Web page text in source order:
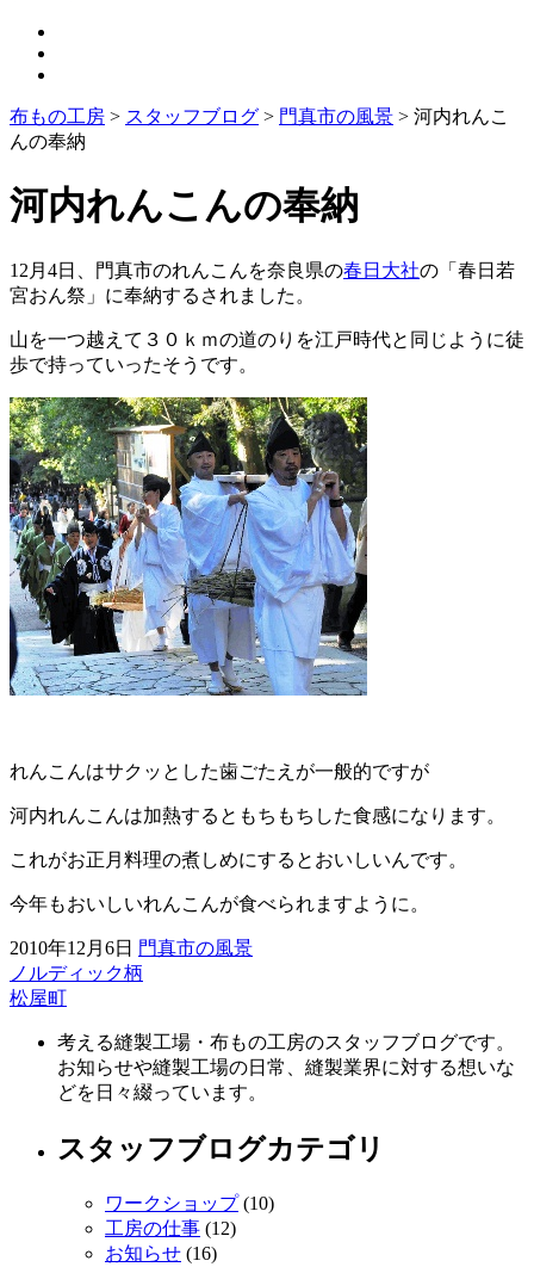
布もの工房 > スタッフブログ > 門真市の風景 > 河内れんこ
んの奉納
河内れんこんの奉納
12月4日、門真市のれんこんを奈良県の春日大社の「春日若
宮おん祭」に奉納するされました。
山を一つ越えて３０ｋｍの道のりを江戸時代と同じように徒
歩で持っていったそうです。
れんこんはサクッとした歯ごたえが一般的ですが
河内れんこんは加熱するともちもちした食感になります。
これがお正月料理の煮しめにするとおいしいんです。
今年もおいしいれんこんが食べられますように。
2010年12月6日 門真市の風景
前
後
ノルディック柄
松屋町
考える縫製工場・布もの工房のスタッフブログです。
お知らせや縫製工場の日常、縫製業界に対する想いな
どを日々綴っています。
スタッフブログカテゴリ
ワークショップ(10)
工房の仕事 (12)
お知らせ (16)